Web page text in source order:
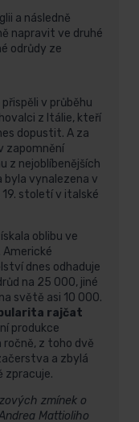
a následně
napravit ve druhé
odrůdy ze
v průběhu
z Itálie, kteří
dopustit. A za
zapomnění
z nejoblíbenějších
byla vynalezena v
století v italské
oblibu ve
dnes odhaduje
na 25 000, jiné
světě asi 10 000.
rajčat
produkce
ročně, z toho dvě
a zbylá
zpracuje.
zmínek o
Mattioliho